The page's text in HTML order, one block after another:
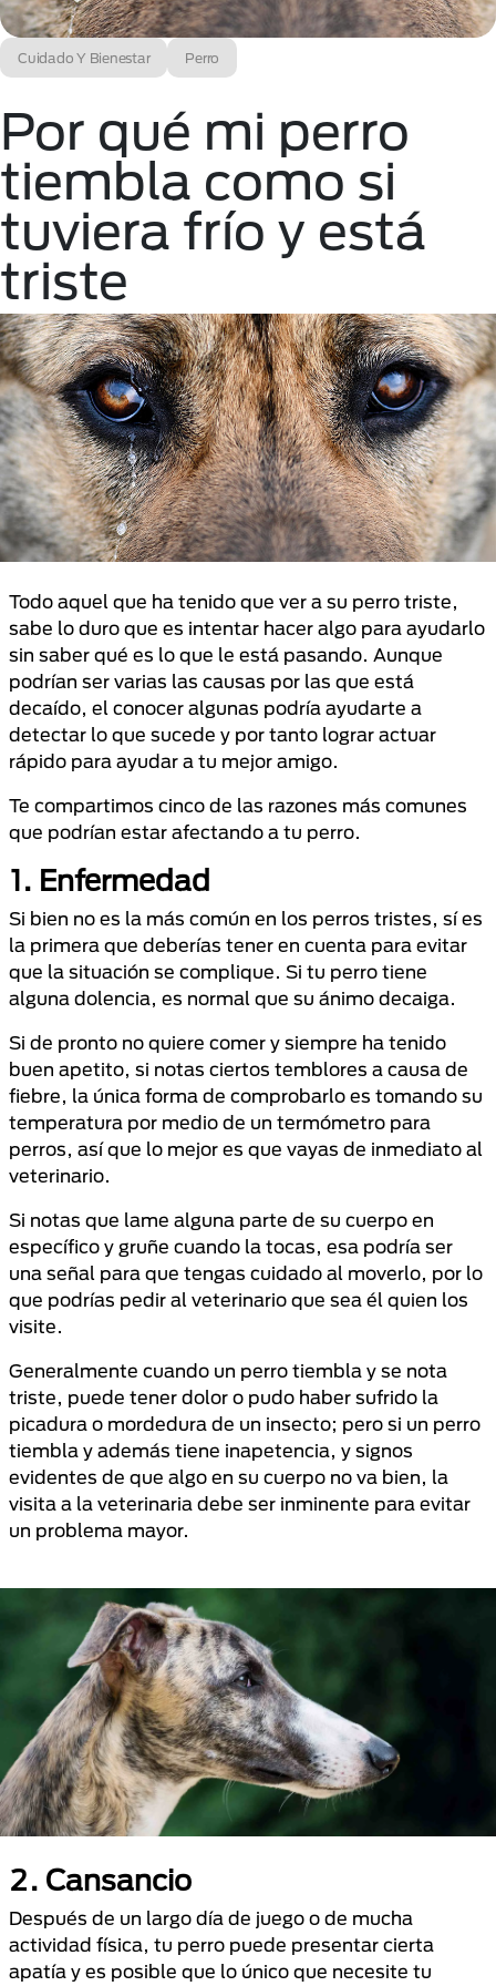
Cuidado Y Bienestar Perro
Por qué mi perro
tiembla como si
tuviera frío y está
triste
Todo aquel que ha tenido que ver a su perro triste,
sabe lo duro que es intentar hacer algo para ayudarlo
sin saber qué es lo que le está pasando. Aunque
podrían ser varias las causas por las que está
decaído, el conocer algunas podría ayudarte a
detectar lo que sucede y por tanto lograr actuar
rápido para ayudar a tu mejor amigo.
Te compartimos cinco de las razones más comunes
que podrían estar afectando a tu perro.
1. Enfermedad
Si bien no es la más común en los perros tristes, sí es
la primera que deberías tener en cuenta para evitar
que la situación se complique. Si tu perro tiene
alguna dolencia, es normal que su ánimo decaiga.
Si de pronto no quiere comer y siempre ha tenido
buen apetito, si notas ciertos temblores a causa de
fiebre, la única forma de comprobarlo es tomando su
temperatura por medio de un termómetro para
perros, así que lo mejor es que vayas de inmediato al
veterinario.
Si notas que lame alguna parte de su cuerpo en
específico y gruñe cuando la tocas, esa podría ser
una señal para que tengas cuidado al moverlo, por lo
que podrías pedir al veterinario que sea él quien los
visite.
Generalmente cuando un perro tiembla y se nota
triste, puede tener dolor o pudo haber sufrido la
picadura o mordedura de un insecto; pero si un perro
tiembla y además tiene inapetencia, y signos
evidentes de que algo en su cuerpo no va bien, la
visita a la veterinaria debe ser inminente para evitar
un problema mayor.
2. Cansancio
Después de un largo día de juego o de mucha
actividad física, tu perro puede presentar cierta
apatía y es posible que lo único que necesite tu